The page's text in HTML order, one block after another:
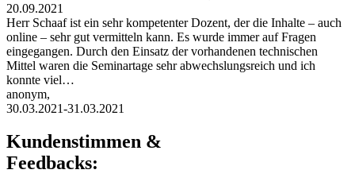
20.09.2021
Herr Schaaf ist ein sehr kompetenter Dozent, der die Inhalte – auch
online – sehr gut vermitteln kann. Es wurde immer auf Fragen
eingegangen. Durch den Einsatz der vorhandenen technischen
Mittel waren die Seminartage sehr abwechslungsreich und ich
konnte viel…
anonym,
30.03.2021-31.03.2021
Kundenstimmen &
Feedbacks: